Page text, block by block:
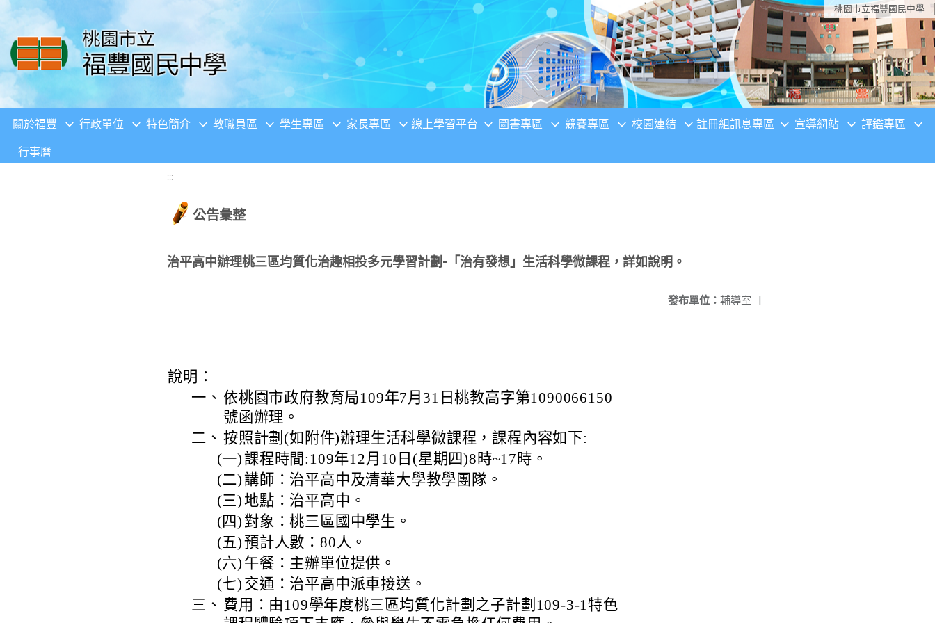
移至網頁之主要內容區位置 桃園市立福豐國民中學
關於福豐 行政單位 特色簡介 教職員區 學生專區 家長專區 線上學習平台 圖書專區 競賽專區 校園連結 註冊組訊息專區 宣導網站 評鑑專區
行事曆
:::
公告彙整
治平高中辦理桃三區均質化治趣相投多元學習計劃-「治有發想」生活科學微課程，詳如說明。
發布單位： 輔導室 |
說明：
一、 依桃園市政府教育局109年7月31日桃教高字第1090066150
號函辦理。
二、 按照計劃(如附件)辦理生活科學微課程，課程內容如下:
(一)課程時間:109年12月10日(星期四)8時~17時。
(二)講師：治平高中及清華大學教學團隊。
(三)地點：治平高中。
(四) 對象：桃三區國中學生。
(五)預計人數：80人。
(六) 午餐：主辦單位提供。
(七) 交通：治平高中派車接送。
三、 費用：由109學年度桃三區均質化計劃之子計劃109-3-1特色